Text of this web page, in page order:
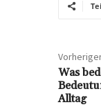
Was
Alltag